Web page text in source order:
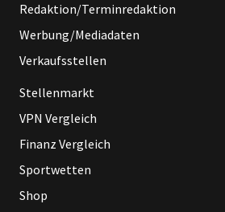
Redaktion/Terminredaktion
Werbung/Mediadaten
Verkaufsstellen
Stellenmarkt
VPN Vergleich
Finanz Vergleich
Sportwetten
Shop